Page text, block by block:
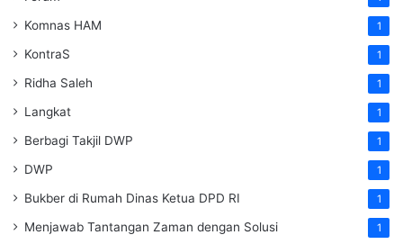
Komnas HAM 1
KontraS 1
Ridha Saleh 1
Langkat 1
Berbagi Takjil DWP 1
DWP 1
Bukber di Rumah Dinas Ketua DPD RI 1
Menjawab Tantangan Zaman dengan Solusi 1